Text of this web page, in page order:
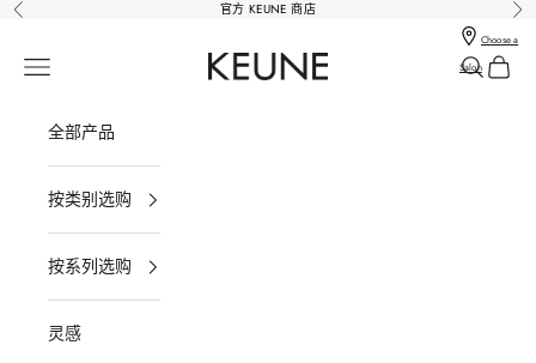
跳转到内容
上一个 官方 KEUNE 商店 下
Keune Salons Online - Keune SG
打开导航菜单
Choose a
Salon
打开搜索
打开
全部产品
按类别选购
按系列选购
灵感